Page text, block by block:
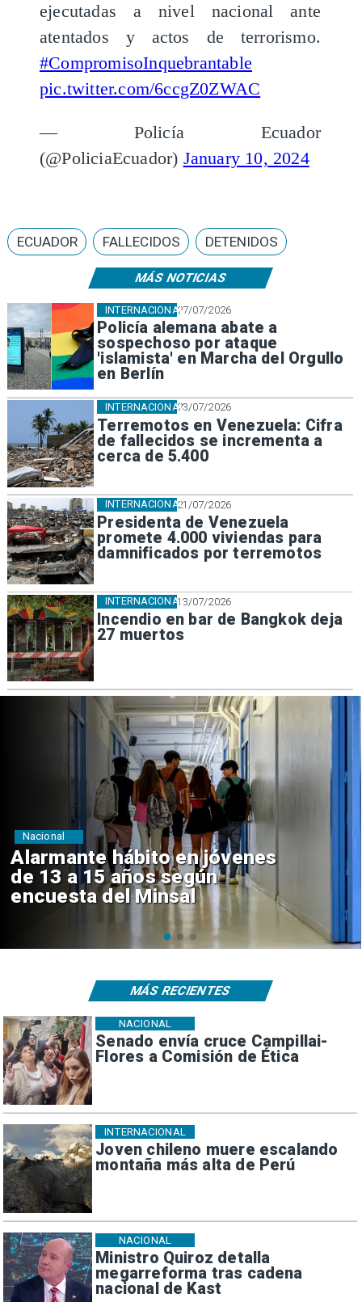
MÁS NOTICIAS
27/07/2026
Policía alemana abate a
sospechoso por ataque
'islamista' en Marcha del Orgullo
en Berlín
INTERNACIONAL
23/07/2026
Terremotos en Venezuela: Cifra
de fallecidos se incrementa a
cerca de 5.400
INTERNACIONAL
21/07/2026
Presidenta de Venezuela
promete 4.000 viviendas para
damnificados por terremotos
INTERNACIONAL
13/07/2026
Incendio en bar de Bangkok deja
27 muertos
INTERNACIONAL
ejecutadas a nivel nacional ante
atentados y actos de terrorismo.
#CompromisoInquebrantable
pic.twitter.com/6ccgZ0ZWAC
— Policía Ecuador
(@PoliciaEcuador) January 10, 2024
ECUADOR FALLECIDOS DETENIDOS
Aprueban creación del Parque
Sebastián Piñera con inversión
de $4 mil millones
Regiones
Senado envía cruce Campillai-
Flores a Comisión de Ética
NACIONAL
Joven chileno muere escalando
montaña más alta de Perú
INTERNACIONAL
Ministro Quiroz detalla
megarreforma tras cadena
nacional de Kast
NACIONAL
MÁS RECIENTES